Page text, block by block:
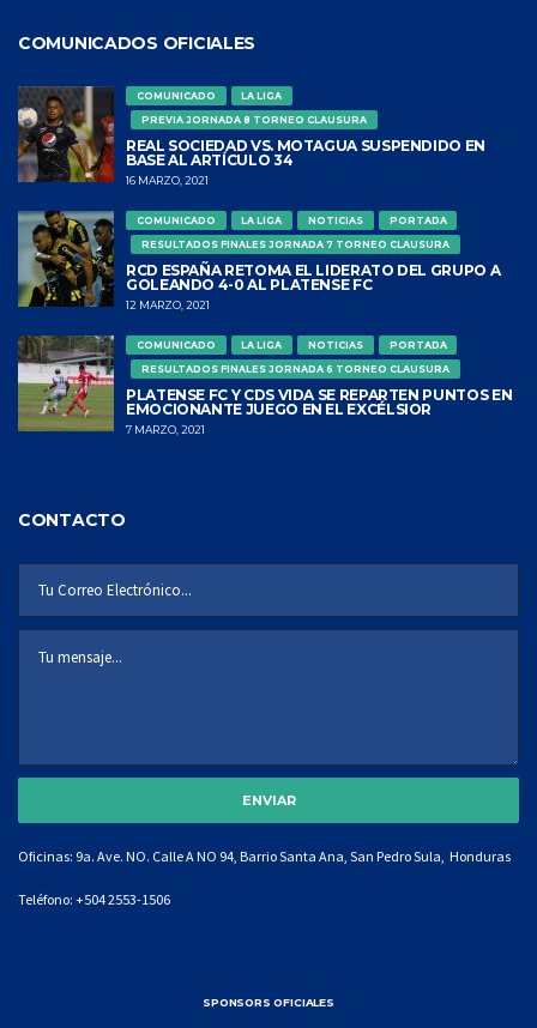
COMUNICADOS OFICIALES
COMUNICADO
LA LIGA
PREVIA JORNADA 8 TORNEO CLAUSURA
REAL SOCIEDAD VS. MOTAGUA SUSPENDIDO EN
BASE AL ARTÍCULO 34
16 MARZO, 2021
COMUNICADO LA LIGA NOTICIAS
PORTADA
RESULTADOS FINALES JORNADA 7 TORNEO CLAUSURA
RCD ESPAÑA RETOMA EL LIDERATO DEL GRUPO A
GOLEANDO 4-0 AL PLATENSE FC
12 MARZO, 2021
COMUNICADO LA LIGA NOTICIAS
PORTADA
RESULTADOS FINALES JORNADA 6 TORNEO CLAUSURA
PLATENSE FC Y CDS VIDA SE REPARTEN PUNTOS EN
EMOCIONANTE JUEGO EN EL EXCÉLSIOR
7 MARZO, 2021
CONTACTO
Oficinas: 9a. Ave. NO. Calle A NO 94, Barrio Santa Ana, San Pedro Sula, Honduras
Teléfono: +504 2553-1506
SPONSORS OFICIALES